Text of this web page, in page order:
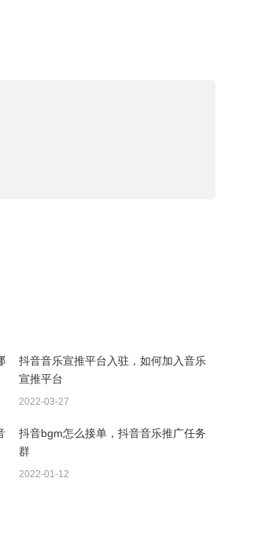
抖音音乐宣推平台入驻，如何加入音乐
宣推平台
2022-03-27
抖音bgm怎么接单，抖音音乐推广任务
群
2022-01-12